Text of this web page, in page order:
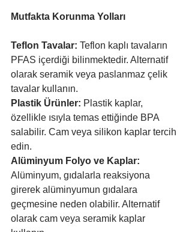
Mutfakta Korunma Yolları
Teflon Tavalar: Teflon kaplı tavaların
PFAS içerdiği bilinmektedir. Alternatif
olarak seramik veya paslanmaz çelik
tavalar kullanın.
Plastik Ürünler: Plastik kaplar,
özellikle ısıyla temas ettiğinde BPA
salabilir. Cam veya silikon kaplar tercih
edin.
Alüminyum Folyo ve Kaplar:
Alüminyum, gıdalarla reaksiyona
girerek alüminyumun gıdalara
geçmesine neden olabilir. Alternatif
olarak cam veya seramik kaplar